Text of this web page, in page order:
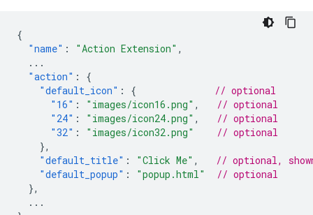
{
"name" : "Action Extension" ,
...
"action" :
{
"default_icon" : {
// optional
"16" : "images/icon16.png" ,
// optional
"24" : "images/icon24.png" ,
// optional
"32" : "images/icon32.png"
// optional
},
"default_title" : "Click Me" ,
// optional,
"default_popup" : "popup.html"
// optional
},
...